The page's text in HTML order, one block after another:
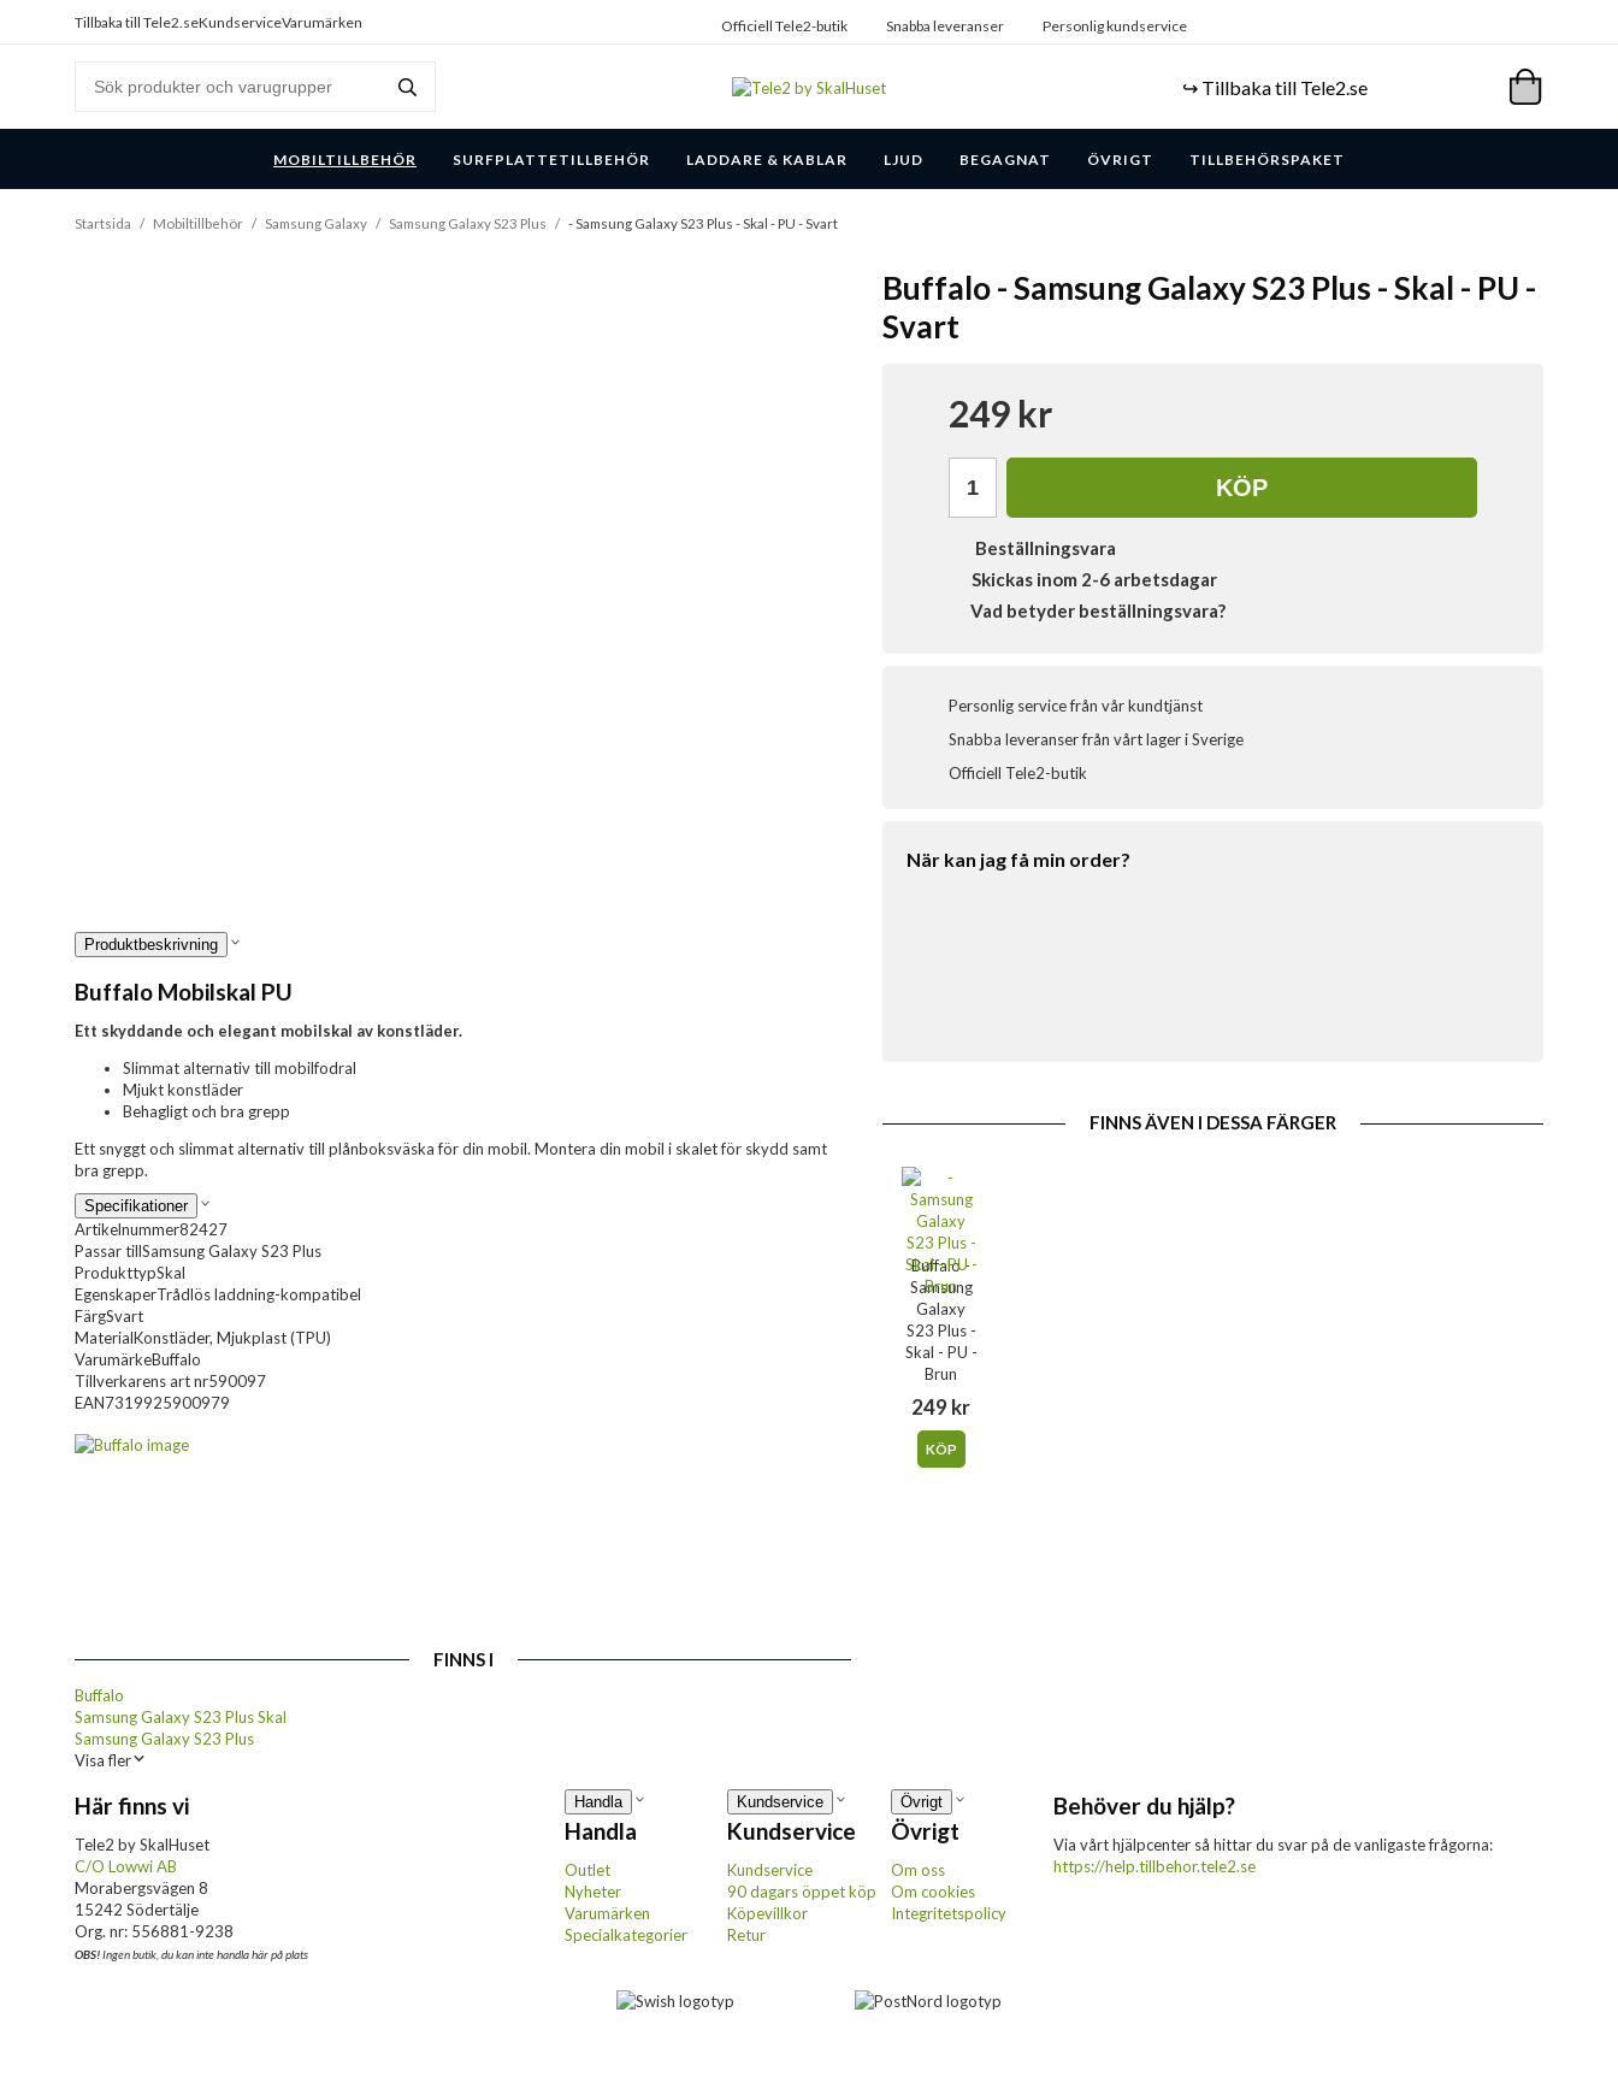
Tillbaka till Tele2.seKundserviceVarumärken Officiell Tele2-butik Snabba leveranser Personlig kundservice
↪️ Tillbaka till Tele2.se
MOBILTILLBEHÖR SURFPLATTETILLBEHÖR LADDARE & KABLAR LJUD BEGAGNAT ÖVRIGT TILLBEHÖRSPAKET
Startsida / Mobiltillbehör / Samsung Galaxy / Samsung Galaxy S23 Plus / - Samsung Galaxy S23 Plus - Skal - PU - Svart
Buffalo - Samsung Galaxy S23 Plus - Skal - PU -
Svart
249 kr
KÖP
Beställningsvara
Skickas inom 2-6 arbetsdagar
Vad betyder beställningsvara?
Personlig service från vår kundtjänst
Snabba leveranser från vårt lager i Sverige
Officiell Tele2-butik
När kan jag få min order?
FINNS ÄVEN I DESSA FÄRGER
Buffalo -
Samsung
Galaxy
S23 Plus -
Skal - PU -
Brun
249 kr
KÖP
Produktbeskrivning
Buffalo Mobilskal PU
Ett skyddande och elegant mobilskal av konstläder.
Slimmat alternativ till mobilfodral
Mjukt konstläder
Behagligt och bra grepp
Ett snyggt och slimmat alternativ till plånboksväska för din mobil. Montera din mobil i skalet för skydd samt
bra grepp.
Specifikationer
Artikelnummer82427
Passar tillSamsung Galaxy S23 Plus
ProdukttypSkal
EgenskaperTrådlös laddning-kompatibel
FärgSvart
MaterialKonstläder, Mjukplast (TPU)
VarumärkeBuffalo
Tillverkarens art nr590097
EAN7319925900979
FINNS I
Buffalo
Samsung Galaxy S23 Plus Skal
Samsung Galaxy S23 Plus
Visa fler
Här finns vi
Tele2 by SkalHuset
C/O Lowwi AB
Morabergsvägen 8
15242 Södertälje
Org. nr: 556881-9238
OBS!Ingen butik, du kan inte handla här på plats
Handla
Handla
Outlet
Nyheter
Varumärken
Specialkategorier
Kundservice
Kundservice
Kundservice
90 dagars öppet köp
Köpevillkor
Retur
Övrigt
Övrigt
Om oss
Om cookies
Integritetspolicy
Behöver du hjälp?
Via vårt hjälpcenter så hittar du svar på de vanligaste frågorna:
https://help.tillbehor.tele2.se